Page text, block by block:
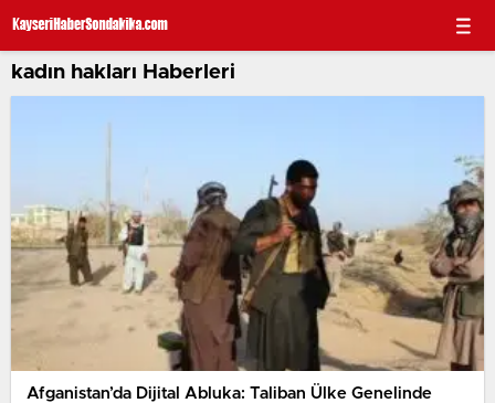
kadın hakları Haberleri
Afganistan’da Dijital Abluka: Taliban Ülke Genelinde